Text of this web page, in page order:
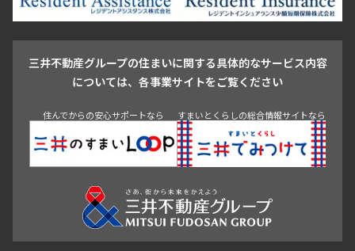
駒沢・用賀・二子玉川
成城・砧
池袋・板橋・王子
青山 渋谷 東京・大手町 新宿 品川
目黒・中目黒
三井不動産グループの住まいに関する具体的なサービス内容
については、各事業サイトをご覧ください
住んでからの安心サポートなら すまいとくらしの総合情報サイトなら